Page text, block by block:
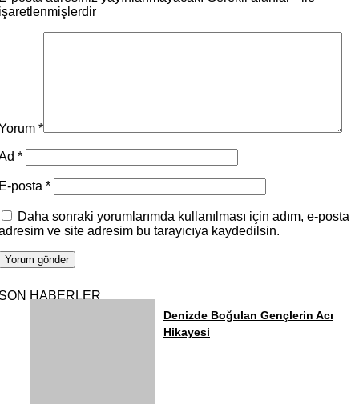
*
*
posta *
Daha sonraki yorumlarımda kullanılması için adım, e-posta
ve site adresim bu tarayıcıya kaydedilsin.
HABERLER
Denizde Boğulan Gençlerin Acı
Hikayesi